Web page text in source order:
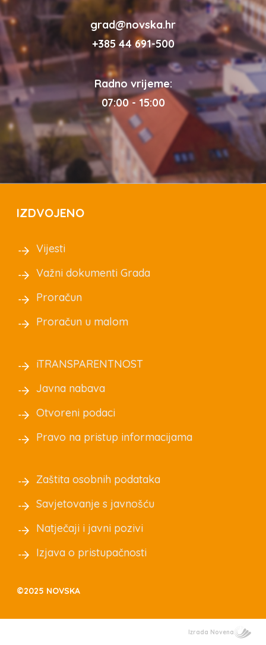
grad@novska.hr
+385 44 691-500
Radno vrijeme:
07:00 - 15:00
IZDVOJENO
Vijesti
Važni dokumenti Grada
Proračun
Proračun u malom
iTRANSPARENTNOST
Javna nabava
Otvoreni podaci
Pravo na pristup informacijama
Zaštita osobnih podataka
Savjetovanje s javnošću
Natječaji i javni pozivi
Izjava o pristupačnosti
©2025 NOVSKA
Izrada Novena